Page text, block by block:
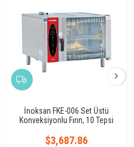
İnoksan FKE-006 Set Üstü
Konveksiyonlu Fırın, 10 Tepsi
$3,687.86